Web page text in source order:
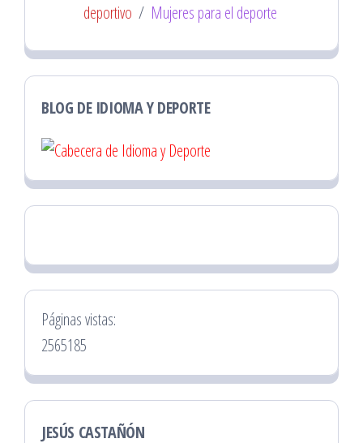
deportivo / Mujeres para el deporte
BLOG DE IDIOMA Y DEPORTE
Páginas vistas:
2565185
JESÚS CASTAÑÓN